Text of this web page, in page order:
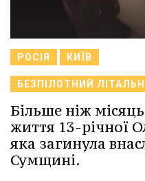
РОСІЯ КИЇВ
БЕЗПІЛОТНИЙ
Більше ніж
життя 13-річної
яка загинула
Сумщині.